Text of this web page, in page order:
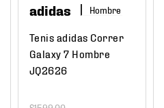
adidas Hombre
Tenis adidas Correr
Galaxy 7 Hombre
JQ2626